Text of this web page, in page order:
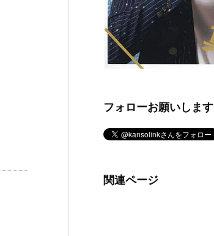
フォローお願いします
関連ページ